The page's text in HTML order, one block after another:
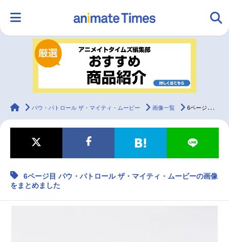
ランキング アニメ
ラジオ グッズ
マンガ・ラノベ ゲーム・アプリ 音楽 コスプレ
2.5次元 配信・Vtuber トレンド 無料マンガ
最新記事一覧
animateTimes
パウ・パトロール ザ・マイティ・ムービー 画像一覧 6ページ目 パウ・パトロール ザ・マイティ・ムービーの画像をまとめました
6ページ目 パウ・パトロール ザ・マイティ・ムービーの画像
をまとめました